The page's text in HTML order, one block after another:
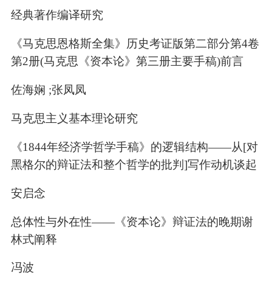
经典著作编译研究
《马克思恩格斯全集》历史考证版第二部分第4卷
第2册(马克思《资本论》第三册主要手稿)前言
佐海娴 ;张凤凤
马克思主义基本理论研究
《1844年经济学哲学手稿》的逻辑结构——从[对
黑格尔的辩证法和整个哲学的批判]写作动机谈起
安启念
总体性与外在性——《资本论》辩证法的晚期谢
林式阐释
冯波